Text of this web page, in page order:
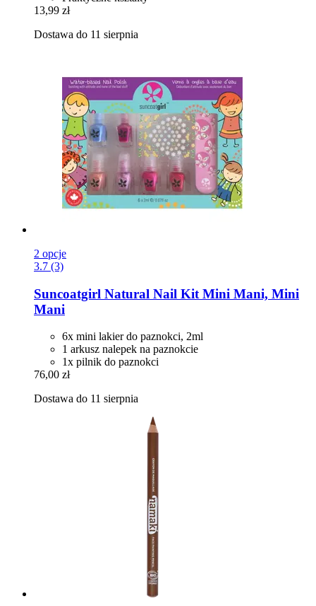
13,99 zł
Dostawa do 11 sierpnia
2 opcje
3.7 (3)
Suncoatgirl Natural Nail Kit Mini Mani, Mini
Mani
6x mini lakier do paznokci, 2ml
1 arkusz nalepek na paznokcie
1x pilnik do paznokci
76,00 zł
Dostawa do 11 sierpnia